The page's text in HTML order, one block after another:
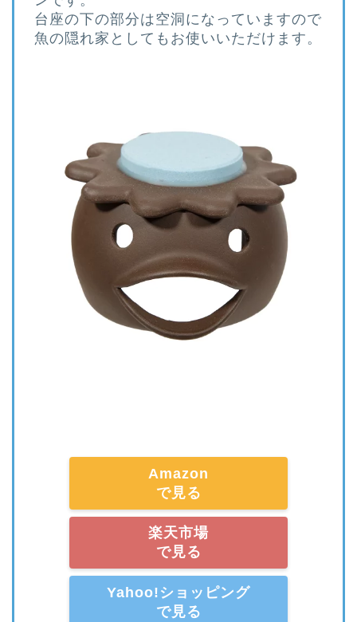
台座の下の部分は空洞になっていますので
魚の隠れ家としてもお使いいただけます。
Amazon
で見る
楽天市場
で見る
Yahoo!ショッピング
で見る